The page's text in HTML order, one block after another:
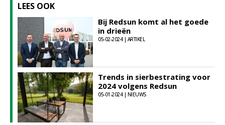
LEES OOK
Bij Redsun komt al het goede
in drieën
05-02-2024 | ARTIKEL
Trends in sierbestrating voor
2024 volgens Redsun
05-01-2024 | NIEUWS